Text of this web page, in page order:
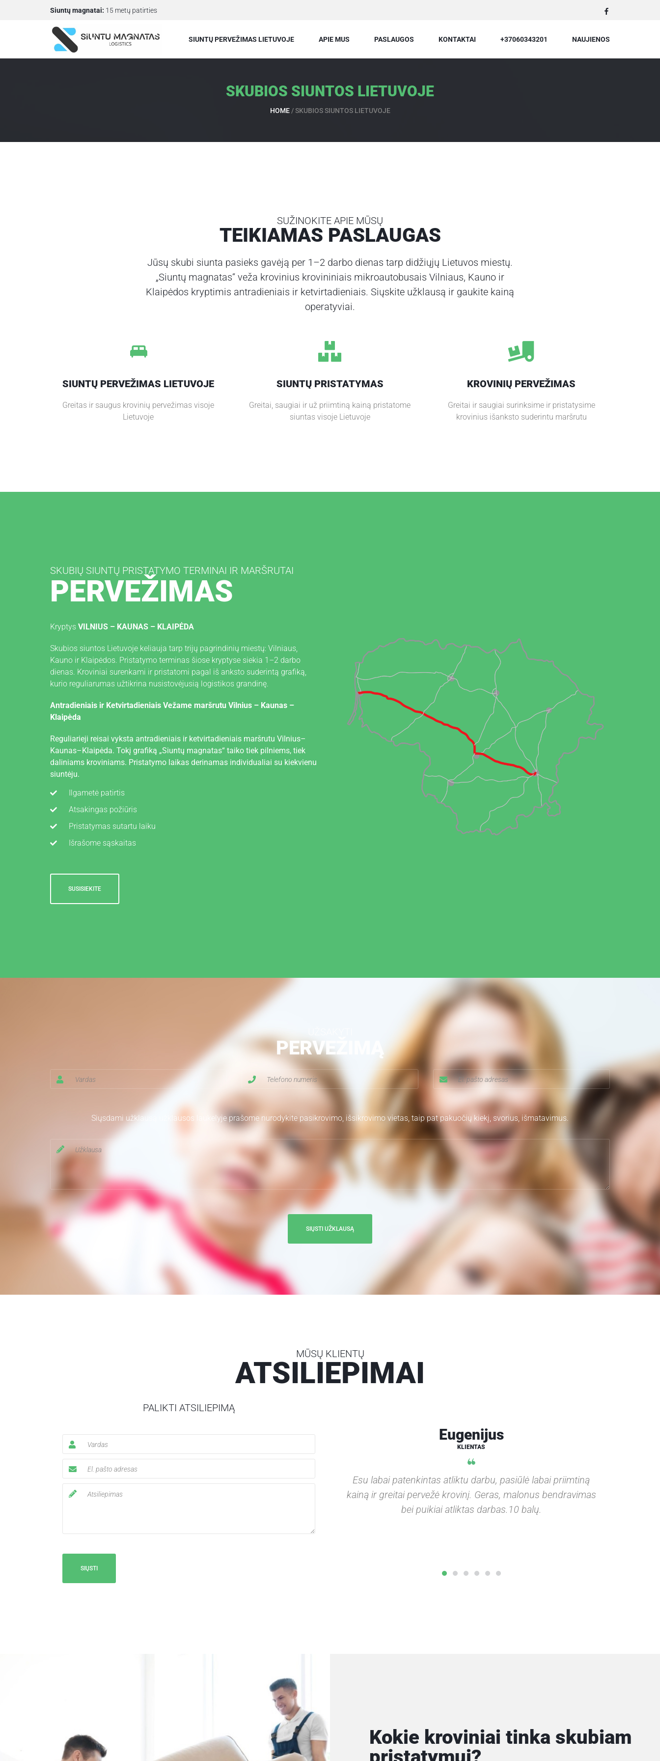
Siuntų magnatai: 15 metų patirties
SIUNTŲ PERVEŽIMAS LIETUVOJE APIE MUS PASLAUGOS KONTAKTAI +37060343201 NAUJIENOS
SKUBIOS SIUNTOS LIETUVOJE
HOME/SKUBIOS SIUNTOS LIETUVOJE
SUŽINOKITE APIE MŪSŲ
TEIKIAMAS PASLAUGAS
Jūsų skubi siunta pasieks gavėją per 1–2 darbo dienas tarp didžiųjų Lietuvos miestų.
„Siuntų magnatas“ veža krovinius krovininiais mikroautobusais Vilniaus, Kauno ir
Klaipėdos kryptimis antradieniais ir ketvirtadieniais. Siųskite užklausą ir gaukite kainą
operatyviai.
SIUNTŲ PERVEŽIMAS LIETUVOJE
Greitas ir saugus krovinių pervežimas visoje
Lietuvoje
SIUNTŲ PRISTATYMAS
Greitai, saugiai ir už priimtiną kainą pristatome
siuntas visoje Lietuvoje
KROVINIŲ PERVEŽIMAS
Greitai ir saugiai surinksime ir pristatysime
krovinius išanksto suderintu maršrutu
SKUBIŲ SIUNTŲ PRISTATYMO TERMINAI IR MARŠRUTAI
PERVEŽIMAS
Kryptys VILNIUS – KAUNAS – KLAIPĖDA
Skubios siuntos Lietuvoje keliauja tarp trijų pagrindinių miestų: Vilniaus,
Kauno ir Klaipėdos. Pristatymo terminas šiose kryptyse siekia 1–2 darbo
dienas. Kroviniai surenkami ir pristatomi pagal iš anksto suderintą grafiką,
kurio reguliarumas užtikrina nusistovėjusią logistikos grandinę.
Antradieniais ir Ketvirtadieniais Vežame maršrutu Vilnius – Kaunas –
Klaipėda
Reguliarieji reisai vyksta antradieniais ir ketvirtadieniais maršrutu Vilnius–
Kaunas–Klaipėda. Tokį grafiką „Siuntų magnatas“ taiko tiek pilniems, tiek
daliniams kroviniams. Pristatymo laikas derinamas individualiai su kiekvienu
siuntėju.
Ilgametė patirtis
Atsakingas požiūris
Pristatymas sutartu laiku
Išrašome sąskaitas
SUSISIEKITE
PERVEŽIMĄ
Siųsdami užklausą užklausos laukelyje prašome nurodykite pasikrovimo, išsikrovimo vietas, taip pat pakuočių kiekį, svorius, išmatavimus.
MŪSŲ KLIENTŲ
ATSILIEPIMAI
PALIKTI ATSILIEPIMĄ
Gabrielė
Norėjau pasidžiaugti, jog dar yra tokių atsakingų žmonių,
patikėjau labai trapų ir man brangų krovinį tai ne tik, kad
Eugenijus
KLIENTAS
Esu labai patenkintas atliktu darbu, pasiūlė labai priimtiną
kainą ir greitai pervežė krovinį. Geras, malonus bendravimas
bei puikiai atliktas darbas.10 balų.
Kokie kroviniai tinka skubiam